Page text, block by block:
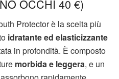
OCCHI 40 €)
Protector è la scelta più
idratante ed elasticizzante
in profondità. È composto
morbida e leggera, e un